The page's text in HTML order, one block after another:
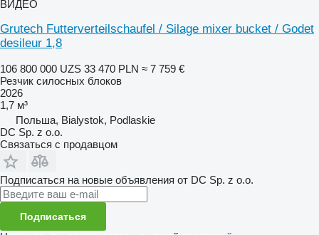
ВИДЕО
Grutech Futterverteilschaufel / Silage mixer bucket / Godet
desileur 1,8
106 800 000 UZS 33 470 PLN ≈ 7 759 €
Резчик силосных блоков
2026
1,7 м³
Польша, Bialystok, Podlaskie
DC Sp. z o.o.
Связаться с продавцом
Подписаться на новые объявления от DC Sp. z o.o.
Подписаться